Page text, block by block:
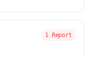
1 Report